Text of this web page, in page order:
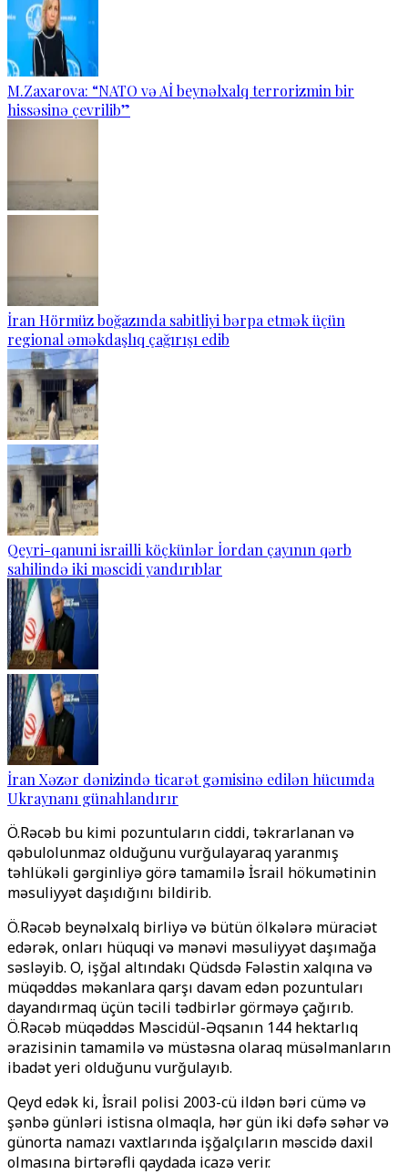
M.Zaxarova: “NATO və Aİ beynəlxalq terrorizmin bir
hissəsinə çevrilib”
İran Hörmüz boğazında sabitliyi bərpa etmək üçün
regional əməkdaşlıq çağırışı edib
Qeyri-qanuni israilli köçkünlər İordan çayının qərb
sahilində iki məscidi yandırıblar
İran Xəzər dənizində ticarət gəmisinə edilən hücumda
Ukraynanı günahlandırır
Ö.Rəcəb bu kimi pozuntuların ciddi, təkrarlanan və
qəbulolunmaz olduğunu vurğulayaraq yaranmış
təhlükəli gərginliyə görə tamamilə İsrail hökumətinin
məsuliyyət daşıdığını bildirib.
Ö.Rəcəb beynəlxalq birliyə və bütün ölkələrə müraciət
edərək, onları hüquqi və mənəvi məsuliyyət daşımağa
səsləyib. O, işğal altındakı Qüdsdə Fələstin xalqına və
müqəddəs məkanlara qarşı davam edən pozuntuları
dayandırmaq üçün təcili tədbirlər görməyə çağırıb.
Ö.Rəcəb müqəddəs Məscidül-Əqsanın 144 hektarlıq
ərazisinin tamamilə və müstəsna olaraq müsəlmanların
ibadət yeri olduğunu vurğulayıb.
Qeyd edək ki, İsrail polisi 2003-cü ildən bəri cümə və
şənbə günləri istisna olmaqla, hər gün iki dəfə səhər və
günorta namazı vaxtlarında işğalçıların məscidə daxil
olmasına birtərəfli qaydada icazə verir.